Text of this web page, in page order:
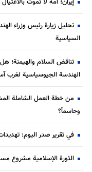
تحليل زيارة رئيس وزراء
السياسية
تناقض السلام والهيمنة؛
الهندسة الجيوسياسية لغرب
من خطة العمل الشاملة
وحاسماً؟
في تقرير صدر اليوم:
الثورة الإسلامية مشروع